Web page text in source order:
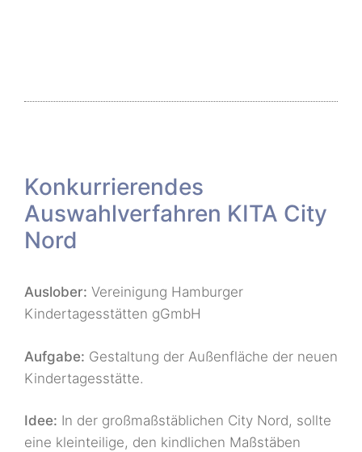
Konkurrierendes
Auswahlverfahren KITA City
Nord
Auslober: Vereinigung Hamburger
Kindertagesstätten gGmbH
Aufgabe: Gestaltung der Außenfläche der neuen
Kindertagesstätte.
Idee: In der großmaßstäblichen City Nord, sollte
eine kleinteilige, den kindlichen Maßstäben